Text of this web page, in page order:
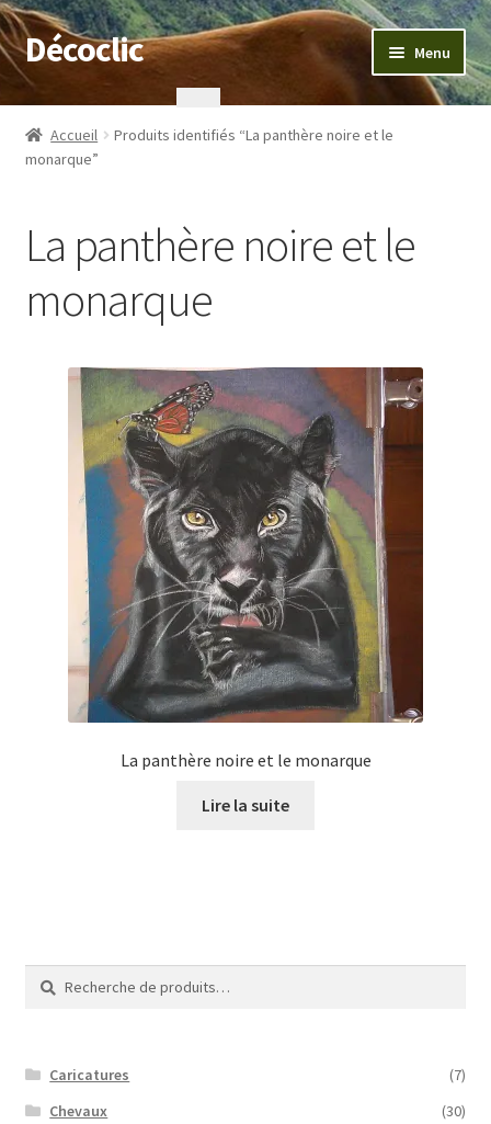
Aller
à
navigation
Aller
au
Décoclic Menu
Accueil
404 Error, content does not exist anymore
Mon compte
WPMS HTML Sitemap
Accueil
Produits identifiés “La panthère noire et le
monarque”
La panthère noire et le
monarque
La panthère noire et le monarque
Lire la suite
Recherche
pour :
Recherche
Caricatures
(7)
Chevaux
(30)